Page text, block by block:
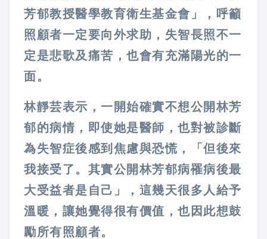
芳郁教授醫學教育衛生基金會」，呼籲
照顧者一定要向外求助，失智長照不一
定是悲歌及痛苦，也會有充滿陽光的一
面。
林靜芸表示，一開始確實不想公開林芳
郁的病情，即使她是醫師，也對被診斷
為失智症後感到焦慮與恐慌，「但後來
我接受了。其實公開林芳郁病罹病後最
大受益者是自己」，這幾天很多人給予
溫暖，讓她覺得很有價值，也因此想鼓
勵所有照顧者。